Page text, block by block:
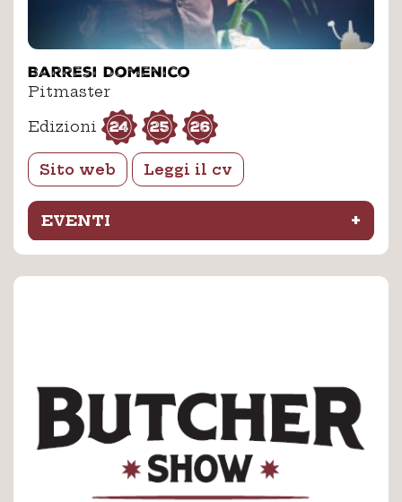
Barresi Domenico
Pitmaster
Edizioni
24 25 26
Sito web Leggi il cv
EVENTI +